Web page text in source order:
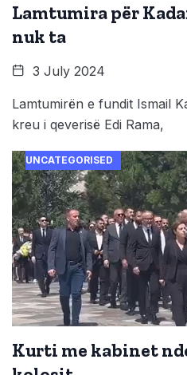
Lamtumira për
nuk ta
3 July 2024
Lamtumirën e fundit Ismail
kreu i qeverisë Edi Rama,
UNCATEGORISED
Kurti me kabinet